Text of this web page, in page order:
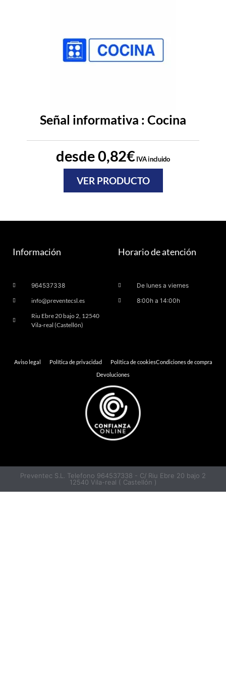
Señal informativa : Cocina
desde0,82€IVA incluido
VER PRODUCTO
Información
964537338
info@preventecsl.es
Riu Ebre 20 bajo 2, 12540
Vila-real (Castellón)
Horario de atención
De lunes a viernes
8:00h a 14:00h
Aviso legal Política de privacidad Política de cookiesCondiciones de compra
Devoluciones
Preventec S.L. Telefono 964537338 - C/ Riu Ebre 20 bajo 2
12540 Vila-real ( Castellón )